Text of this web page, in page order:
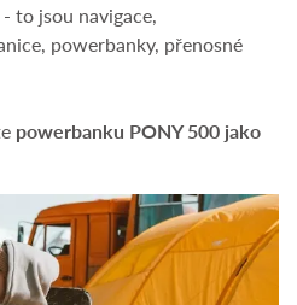
to jsou navigace,
powerbanky, přenosné
powerbanku PONY 500 jako